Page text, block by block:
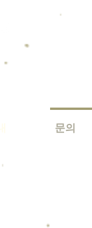
문의